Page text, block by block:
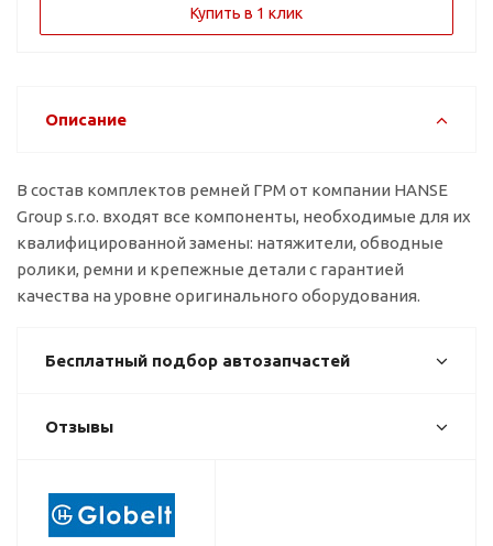
Купить в 1 клик
Описание
В состав комплектов ремней ГРМ от компании HANSE
Group s.r.o. входят все компоненты, необходимые для их
квалифицированной замены: натяжители, обводные
ролики, ремни и крепежные детали с гарантией
качества на уровне оригинального оборудования.
Бесплатный подбор автозапчастей
Отзывы